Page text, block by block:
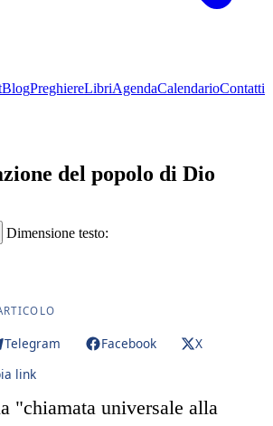
BlogPreghiereLibriAgendaCalendarioContatti
del popolo di Dio
Dimensione testo:
Telegram Facebook
X
link
"chiamata universale alla